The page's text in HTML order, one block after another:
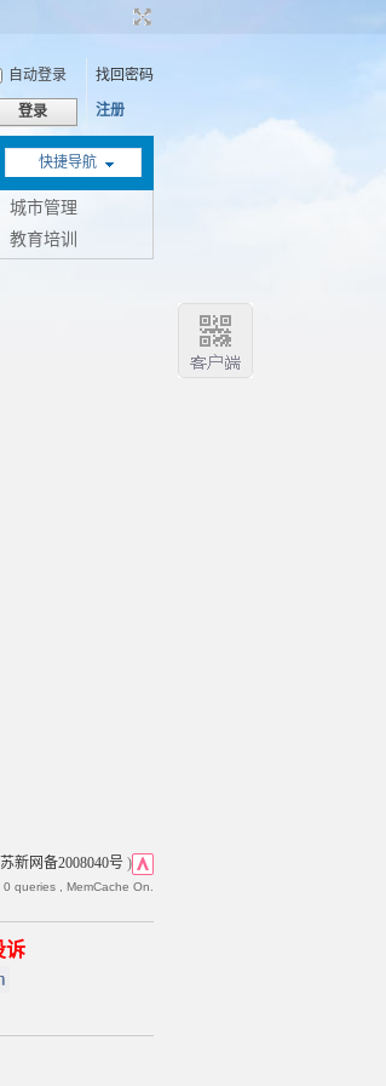
自动登录 找回密码
登录 注册
快捷导航
城市管理
教育培训
新网备2008040号 )
queries , MemCache On.
诉